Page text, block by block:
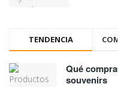
TENDENCIA
Qué
souvenirs